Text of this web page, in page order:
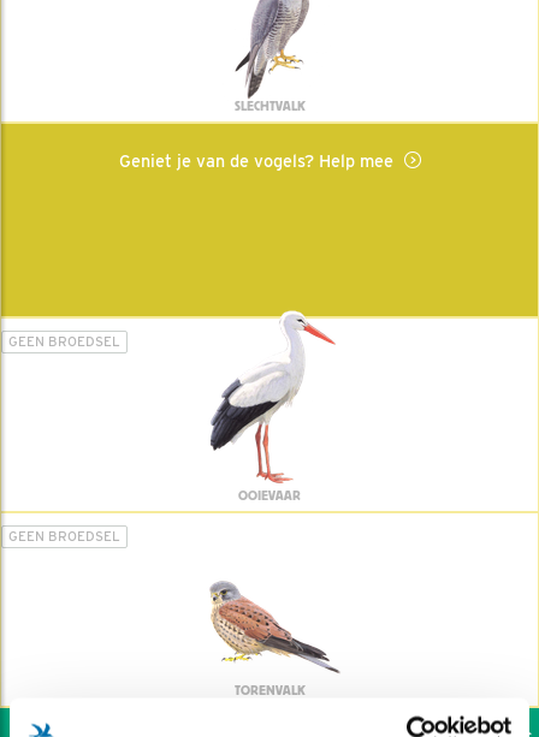
SLECHTVALK
Geniet je van de vogels? Help mee
GEEN BROEDSEL
OOIEVAAR
GEEN BROEDSEL
TORENVALK